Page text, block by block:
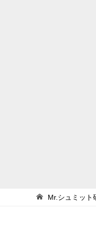
Mr.シュミット